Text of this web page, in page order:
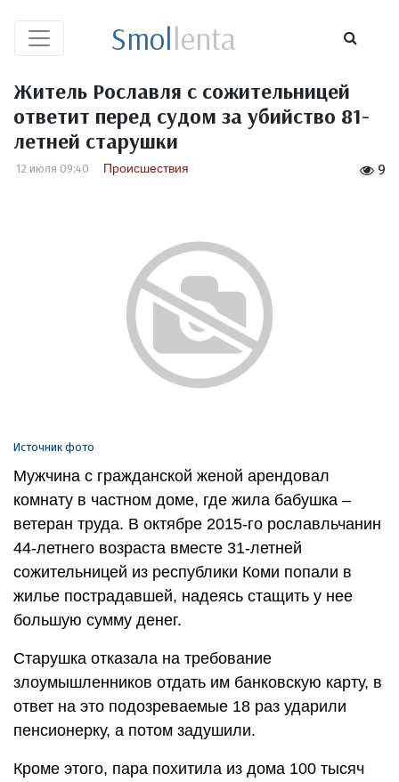
Smollenta
Житель Рославля с сожительницей
ответит перед судом за убийство 81-
летней старушки
9
12 июля 09:40 Происшествия
Источник фото
Мужчина с гражданской женой арендовал
комнату в частном доме, где жила бабушка –
ветеран труда. В октябре 2015-го рославльчанин
44-летнего возраста вместе 31-летней
сожительницей из республики Коми попали в
жилье пострадавшей, надеясь стащить у нее
большую сумму денег.
Старушка отказала на требование
злоумышленников отдать им банковскую карту, в
ответ на это подозреваемые 18 раз ударили
пенсионерку, а потом задушили.
Кроме этого, пара похитила из дома 100 тысяч